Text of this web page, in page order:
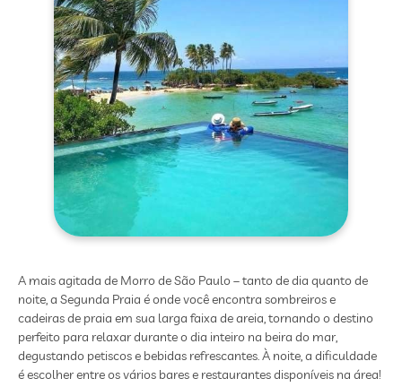
A mais agitada de Morro de São Paulo – tanto de dia quanto de
noite, a Segunda Praia é onde você encontra sombreiros e
cadeiras de praia em sua larga faixa de areia, tornando o destino
perfeito para relaxar durante o dia inteiro na beira do mar,
degustando petiscos e bebidas refrescantes. À noite, a dificuldade
é escolher entre os vários bares e restaurantes disponíveis na área!